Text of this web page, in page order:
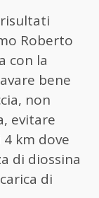
Roberto
con la
bene
non
evitare
km dove
di diossina
di